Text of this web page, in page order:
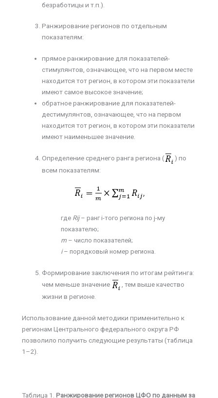
безработицы и т.п.).
Ранжирование регионов по отдельным
показателям:
прямое ранжирование для показателей-
стимулянтов, означающее, что на первом месте
находится тот регион, в котором эти показатели
имеют самое высокое значение;
обратное ранжирование для показателей-
дестимулянтов, означающее, что на первом
находится тот регион, в котором эти показатели
имеют наименьшее значение.
Определение среднего ранга региона (
) по
всем показателям:
где Rij– ранг i-того региона по j-му
показателю;
m – число показателей;
i– порядковый номер региона.
Формирование заключения по итогам рейтинга:
чем меньше значение
, тем выше качество
жизни в регионе.
Использование данной методики применительно к
регионам Центрального федерального округа РФ
позволило получить следующие результаты (таблица
1–2).
Таблица 1. Ранжирование регионов ЦФО по данным за